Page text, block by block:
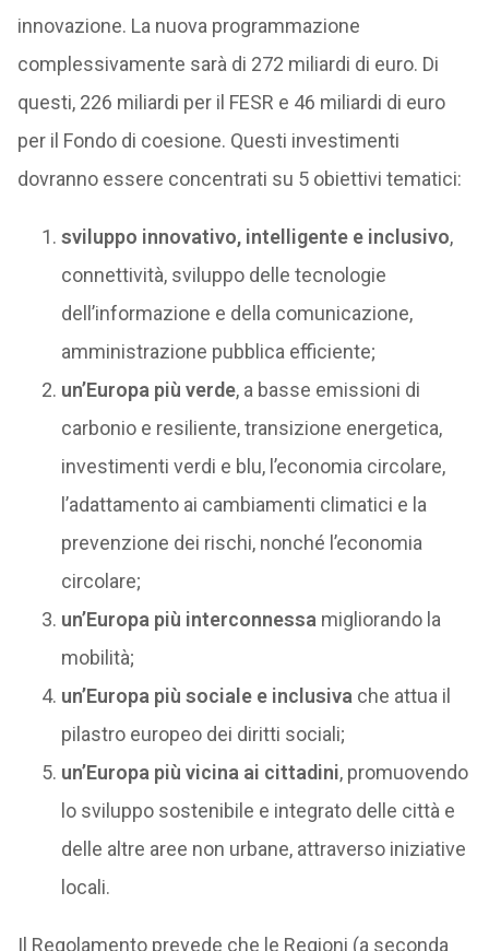
innovazione. La nuova programmazione
complessivamente sarà di 272 miliardi di euro. Di
questi, 226 miliardi per il FESR e 46 miliardi di euro
per il Fondo di coesione. Questi investimenti
dovranno essere concentrati su 5 obiettivi tematici:
sviluppo innovativo, intelligente e inclusivo,
connettività, sviluppo delle tecnologie
dell’informazione e della comunicazione,
amministrazione pubblica efficiente;
un’Europa più verde, a basse emissioni di
carbonio e resiliente, transizione energetica,
investimenti verdi e blu, l’economia circolare,
l’adattamento ai cambiamenti climatici e la
prevenzione dei rischi, nonché l’economia
circolare;
un’Europa più interconnessa migliorando la
mobilità;
un’Europa più sociale e inclusiva che attua il
pilastro europeo dei diritti sociali;
un’Europa più vicina ai cittadini, promuovendo
lo sviluppo sostenibile e integrato delle città e
delle altre aree non urbane, attraverso iniziative
locali.
Il Regolamento prevede che le Regioni (a seconda